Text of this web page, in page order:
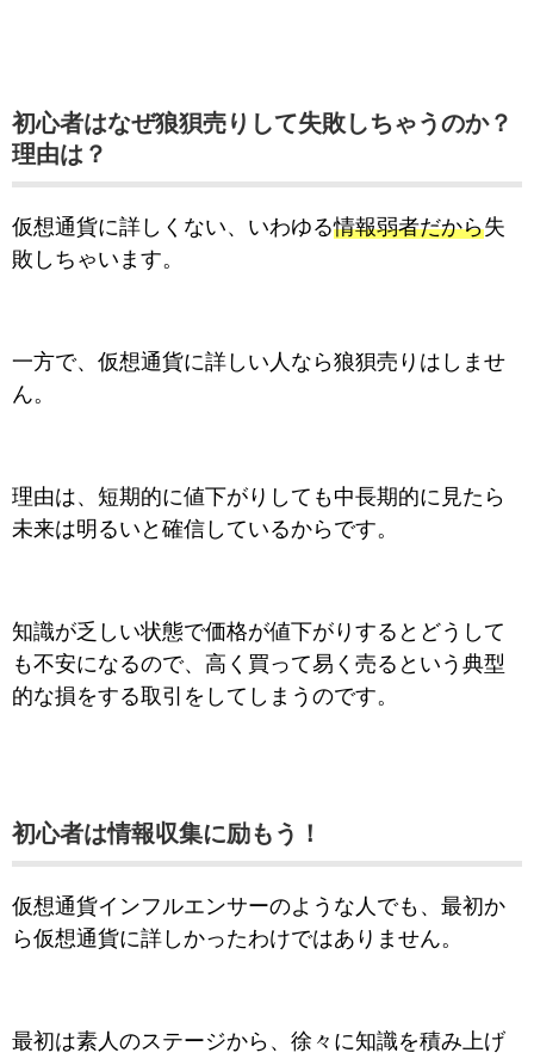
初心者はなぜ狼狽売りして失敗しちゃうのか？
理由は？
仮想通貨に詳しくない、いわゆる情報弱者だから失
敗しちゃいます。
一方で、仮想通貨に詳しい人なら狼狽売りはしませ
ん。
理由は、短期的に値下がりしても中長期的に見たら
未来は明るいと確信しているからです。
知識が乏しい状態で価格が値下がりするとどうして
も不安になるので、高く買って易く売るという典型
的な損をする取引をしてしまうのです。
初心者は情報収集に励もう！
仮想通貨インフルエンサーのような人でも、最初か
ら仮想通貨に詳しかったわけではありません。
最初は素人のステージから、徐々に知識を積み上げ